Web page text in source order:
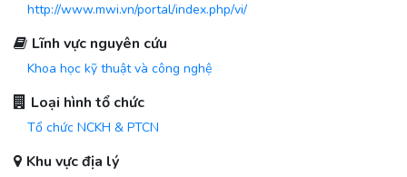
http://www.mwi.vn/portal/index.php/vi/
Lĩnh vực nguyên cứu
Khoa học kỹ thuật và công nghệ
Loại hình tổ chức
Tổ chức NCKH & PTCN
Khu vực địa lý